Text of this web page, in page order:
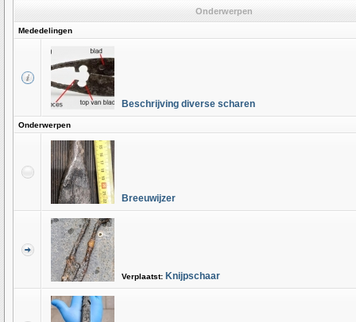
Onderwerpen
Mededelingen
Beschrijving diverse scharen
Onderwerpen
Breeuwijzer
Verplaatst: Knijpschaar